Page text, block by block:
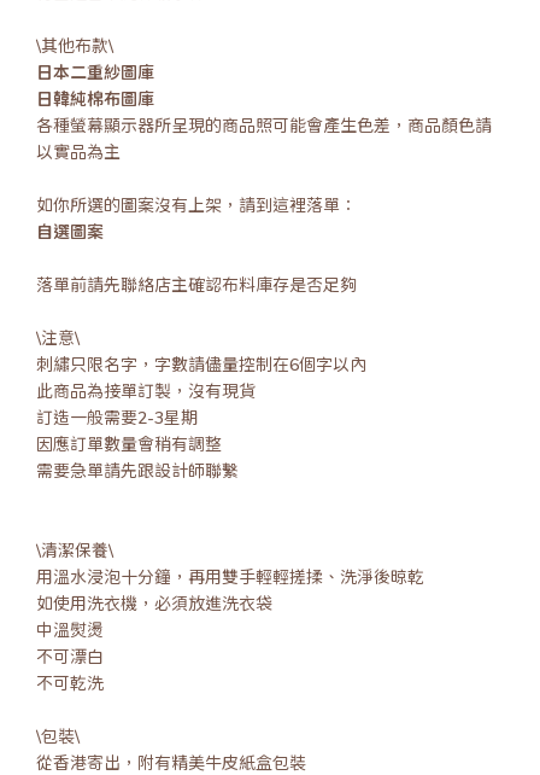
\其他布款\
日本二重紗圖庫
日韓純棉布圖庫
各種螢幕顯示器所呈現的商品照可能會產生色差，商品顏色請
以實品為主
如你所選的圖案沒有上架，請到這裡落單：
自選圖案
落單前請先聯絡店主確認布料庫存是否足夠
\注意\
刺繡只限名字，字數請儘量控制在6個字以內
此商品為接單訂製，沒有現貨
訂造一般需要2-3星期
因應訂單數量會稍有調整
需要急單請先跟設計師聯繫
\清潔保養\
用溫水浸泡十分鐘，再用雙手輕輕搓揉、洗淨後晾乾
如使用洗衣機，必須放進洗衣袋
中溫熨燙
不可漂白
不可乾洗
\包裝\
從香港寄出，附有精美牛皮紙盒包裝